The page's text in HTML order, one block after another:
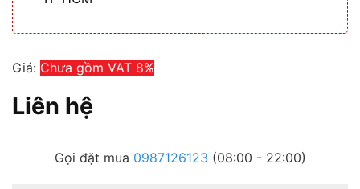
Giá: Chưa gồm VAT 8%
Liên hệ
Gọi đặt mua 0987126123 (08:00 - 22:00)